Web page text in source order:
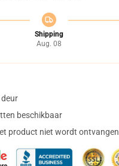
Shipping
Aug. 08
beschikbaar
product niet wordt ontvangen